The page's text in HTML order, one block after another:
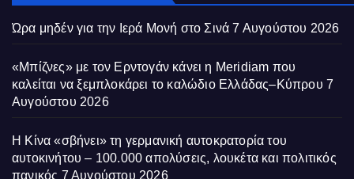
Ώρα μηδέν για την Ιερά Μονή στο Σινά 7 Αυγούστου 2026
«Μπίζνες» με τον Ερντογάν κάνει η Meridiam που
καλείται να ξεμπλοκάρει το καλώδιο Ελλάδας–Κύπρου 7
Αυγούστου 2026
Η Κίνα «σβήνει» τη γερμανική αυτοκρατορία του
αυτοκινήτου – 100.000 απολύσεις, λουκέτα και πολιτικός
πανικός 7 Αυγούστου 2026